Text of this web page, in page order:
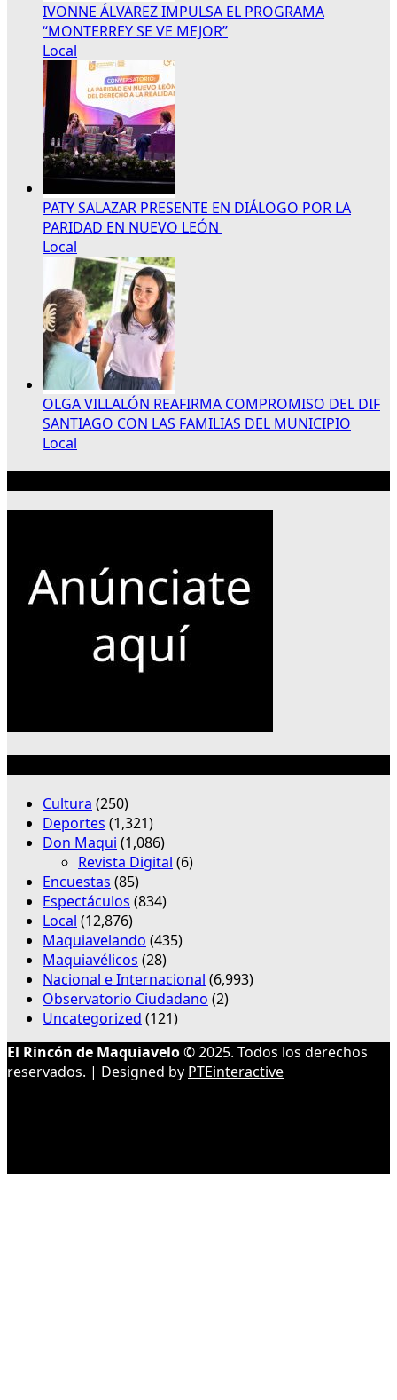
IVONNE ÁLVAREZ IMPULSA EL PROGRAMA
“MONTERREY SE VE MEJOR”
Local
PATY SALAZAR PRESENTE EN DIÁLOGO POR LA
PARIDAD EN NUEVO LEÓN
Local
OLGA VILLALÓN REAFIRMA COMPROMISO DEL DIF
SANTIAGO CON LAS FAMILIAS DEL MUNICIPIO
Local
Cultura (250)
Deportes (1,321)
Don Maqui (1,086)
Revista Digital (6)
Encuestas (85)
Espectáculos (834)
Local (12,876)
Maquiavelando (435)
Maquiavélicos (28)
Nacional e Internacional (6,993)
Observatorio Ciudadano (2)
Uncategorized (121)
El Rincón de Maquiavelo© 2025. Todos los derechos
reservados. | Designed by PTEinteractive